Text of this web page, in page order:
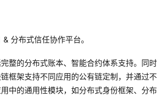
分布式信任协作平台。
整的分布式账本、智能合约体系支持。同
框架支持不同应用的公有链定制，并通过
中的通用性模块，如分布式身份框架、分